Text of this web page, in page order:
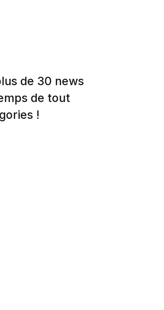
de 30 news
de tout
!